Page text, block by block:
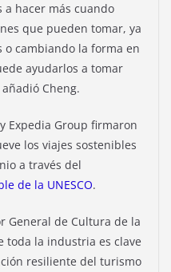
a hacer más cuando
que pueden tomar, ya
o cambiando la forma en
ayudarlos a tomar
Cheng.
Expedia Group firmaron
los viajes sostenibles
a través del
de la UNESCO.
General de Cultura de la
toda la industria es clave
resiliente del turismo